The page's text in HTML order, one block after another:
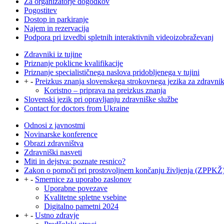
Pogostitev
Dostop in parkiranje
Najem in rezervacija
Podpora pri izvedbi spletnih interaktivnih videoizobraževanj
Zdravniki iz tujine
Priznanje poklicne kvalifikacije
Priznanje specialističnega naslova pridobljenega v tujini
+ - Preizkus znanja slovenskega strokovnega jezika za
Koristno – priprava na preizkus znanja
Slovenski jezik pri opravljanju zdravniške službe
Contact for doctors from Ukraine
Odnosi z javnostmi
Novinarske konference
Obrazi zdravništva
Zdravniški nasveti
Miti in dejstva: poznate resnico?
Zakon o pomoči pri prostovoljnem končanju življenja
+ - Smernice za uporabo zaslonov
Uporabne povezave
Kvalitetne spletne vsebine
Digitalno pametni 2024
+ - Ustno zdravje